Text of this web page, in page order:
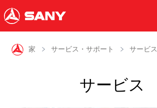
 家 サービス・サポート サービス
サービス